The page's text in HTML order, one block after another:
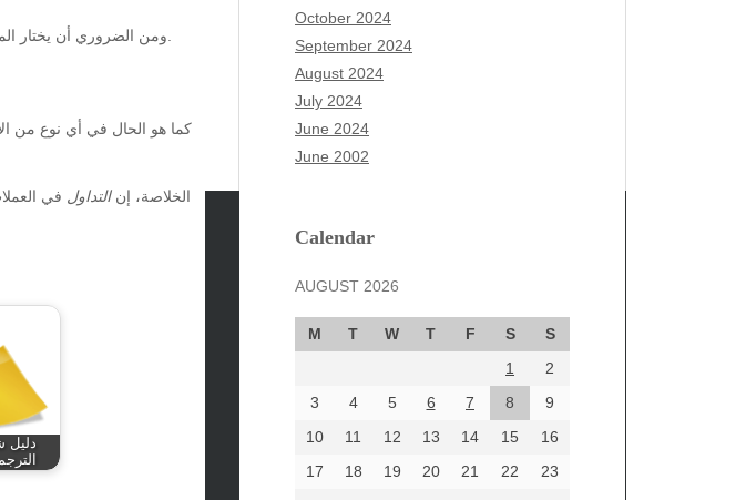
ومن الضروري أن يختار
كما هو الحال في أي نوع من
الخلاصة، إنالتداول في
دليل
October 2024
September 2024
August 2024
July 2024
June 2024
June 2002
Calendar
AUGUST 2026
M T W T F S
S
1
2
3
4 5 6 7 8
9
10
11 12 13 14 15
16
17
18 19 20 21 22
23